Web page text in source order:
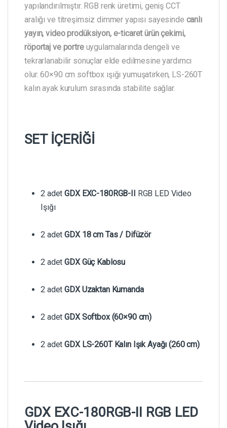
yapılandırılmıştır. RGB renk üretimi, geniş CCT
aralığı ve titreşimsiz dimmer yapısı sayesinde canlı
yayın, video prodüksiyon, e-ticaret ürün çekimi,
röportaj ve portreuygulamalarında dengeli ve
tekrarlanabilir sonuçlar elde edilmesine yardımcı
olur. 60×90 cm softbox ışığı yumuşatırken, LS-260T
kalın ayak kurulum sırasında stabilite sağlar.
SET İÇERİĞİ
2 adetGDX EXC-180RGB-II RGB LED Video
Işığı
2 adetGDX 18 cm Tas / Difüzör
2 adetGDX Güç Kablosu
2 adetGDX Uzaktan Kumanda
2 adetGDX Softbox (60×90 cm)
2 adetGDX LS-260T Kalın Işık Ayağı (260 cm)
GDX EXC-180RGB-II RGB LED